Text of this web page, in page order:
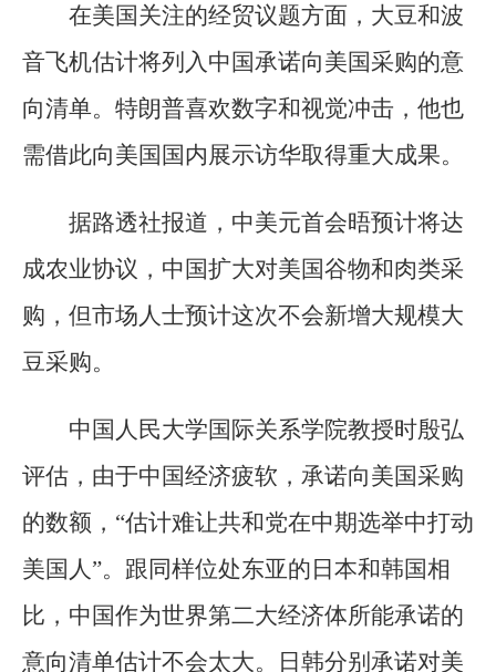
在美国关注的经贸议题方面，大豆和波
音飞机估计将列入中国承诺向美国采购的意
向清单。特朗普喜欢数字和视觉冲击，他也
需借此向美国国内展示访华取得重大成果。
据路透社报道，中美元首会晤预计将达
成农业协议，中国扩大对美国谷物和肉类采
购，但市场人士预计这次不会新增大规模大
豆采购。
中国人民大学国际关系学院教授时殷弘
评估，由于中国经济疲软，承诺向美国采购
的数额，“估计难让共和党在中期选举中打动
美国人”。跟同样位处东亚的日本和韩国相
比，中国作为世界第二大经济体所能承诺的
意向清单估计不会太大。日韩分别承诺对美